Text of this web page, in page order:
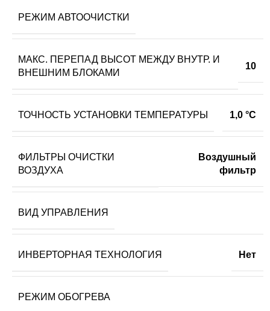
РЕЖИМ АВТООЧИСТКИ
МАКС. ПЕРЕПАД ВЫСОТ МЕЖДУ ВНУТР. И
ВНЕШНИМ БЛОКАМИ
10
ТОЧНОСТЬ УСТАНОВКИ ТЕМПЕРАТУРЫ 1,0 °С
ФИЛЬТРЫ ОЧИСТКИ
ВОЗДУХА
Воздушный
фильтр
ВИД УПРАВЛЕНИЯ
ИНВЕРТОРНАЯ ТЕХНОЛОГИЯ Нет
РЕЖИМ ОБОГРЕВА